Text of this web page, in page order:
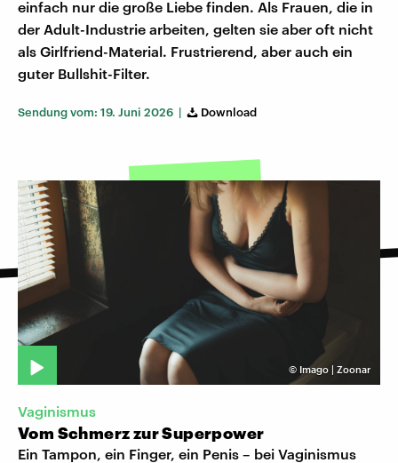
einfach nur die große Liebe finden. Als Frauen, die in
der Adult-Industrie arbeiten, gelten sie aber oft nicht
als Girlfriend-Material. Frustrierend, aber auch ein
guter Bullshit-Filter.
Sendung vom: 19. Juni 2026 | Download
© Imago | Zoonar
Vaginismus
Vom Schmerz zur Superpower
Ein Tampon, ein Finger, ein Penis – bei Vaginismus